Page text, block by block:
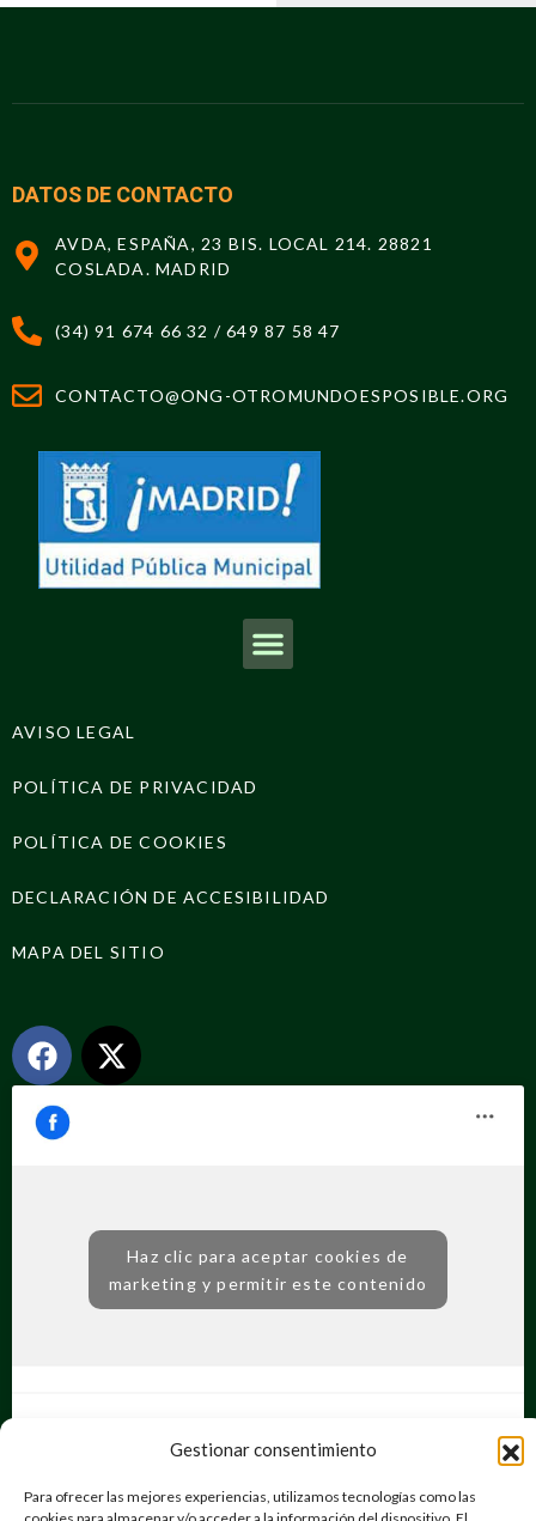
Gestionar consentimiento
Para ofrecer las mejores experiencias, utilizamos tecnologías como las
DATOS DE CONTACTO
AVDA, ESPAÑA, 23 BIS. LOCAL 214. 28821
COSLADA. MADRID
(34) 91 674 66 32 / 649 87 58 47
CONTACTO@ONG-OTROMUNDOESPOSIBLE.ORG
AVISO LEGAL
POLÍTICA DE PRIVACIDAD
POLÍTICA DE COOKIES
DECLARACIÓN DE ACCESIBILIDAD
MAPA DEL SITIO
Haz clic para aceptar cookies de
marketing y permitir este contenido